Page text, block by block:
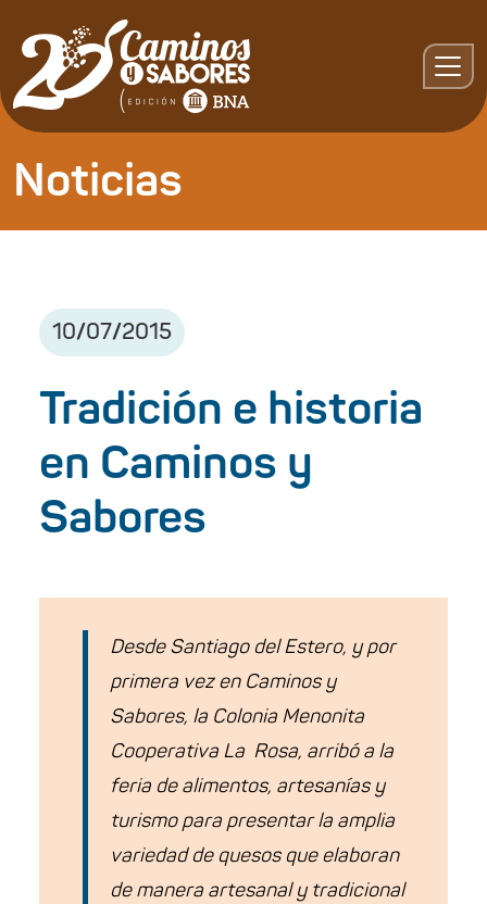
Noticias
10/07/2015
Tradición e historia
en Caminos y
Sabores
Desde Santiago del Estero, y por
primera vez en Caminos y
Sabores, la Colonia Menonita
Cooperativa La Rosa, arribó a la
feria de alimentos, artesanías y
turismo para presentar la amplia
variedad de quesos que elaboran
de manera artesanal y tradicional